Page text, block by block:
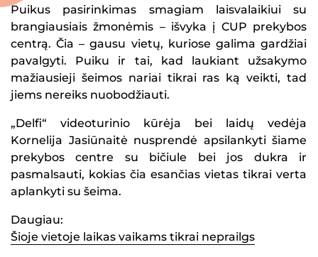
Puikus pasirinkimas smagiam laisvalaikiui su
brangiausiais žmonėmis – išvyka į CUP prekybos
centrą. Čia – gausu vietų, kuriose galima gardžiai
pavalgyti. Puiku ir tai, kad laukiant užsakymo
mažiausieji šeimos nariai tikrai ras ką veikti, tad
jiems nereiks nuobodžiauti.
„Delfi“ videoturinio kūrėja bei laidų vedėja
Kornelija Jasiūnaitė nusprendė apsilankyti šiame
prekybos centre su bičiule bei jos dukra ir
pasmalsauti, kokias čia esančias vietas tikrai verta
aplankyti su šeima.
Daugiau:
Šioje vietoje laikas vaikams tikrai neprailgs